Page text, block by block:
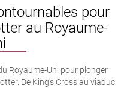
pour
au Royaume-
Royaume-Uni pour plonger
De King's Cross au viaduc